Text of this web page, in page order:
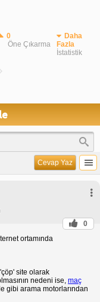
0
Öne Çıkarma
Daha
Fazla
İstatistik
Cevap Yaz
0
ortamında
site olarak
nedeni ise, maç
gibi arama motorlarından